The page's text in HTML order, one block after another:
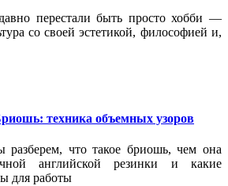
перестали быть просто хобби —
со своей эстетикой, философией и,
техника объемных узоров
разберем, что такое бриошь, чем она
английской резинки и какие
для работы